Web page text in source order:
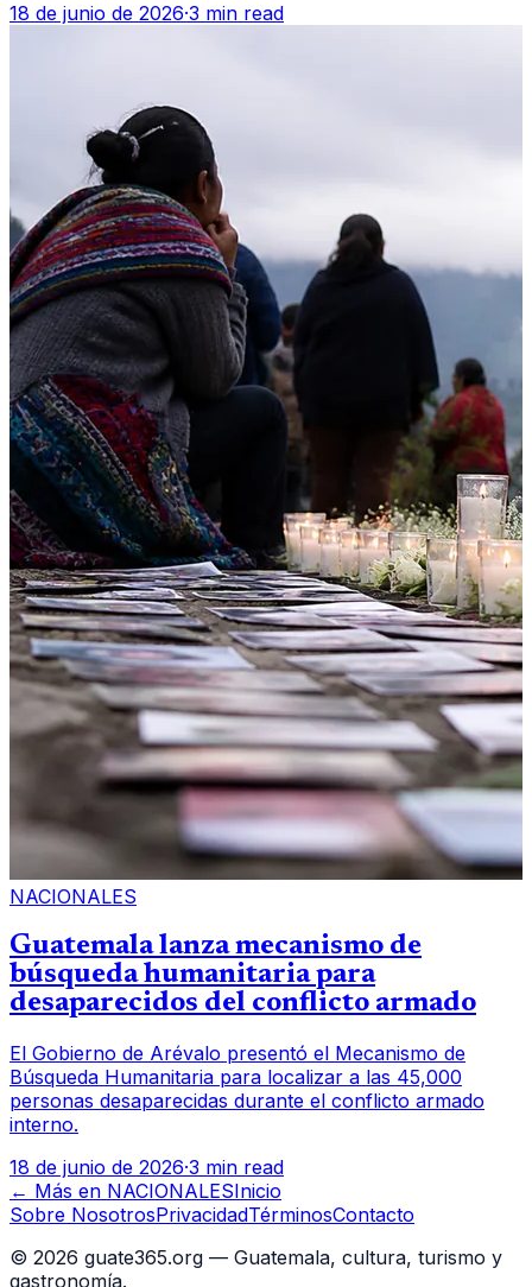
18 de junio de 2026·3 min read
NACIONALES
Guatemala lanza mecanismo de
búsqueda humanitaria para
desaparecidos del conflicto armado
El Gobierno de Arévalo presentó el Mecanismo de
Búsqueda Humanitaria para localizar a las 45,000
personas desaparecidas durante el conflicto armado
interno.
18 de junio de 2026·3 min read
← Más en NACIONALESInicio
Sobre NosotrosPrivacidadTérminosContacto
© 2026 guate365.org — Guatemala, cultura, turismo y
gastronomía.